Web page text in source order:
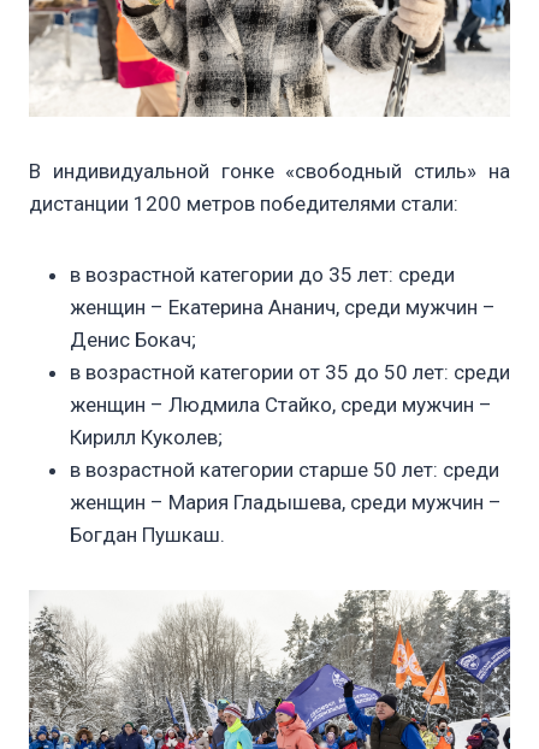
В индивидуальной гонке «свободный стиль» на
дистанции 1200 метров победителями стали:
в возрастной категории до 35 лет: среди
женщин – Екатерина Ананич, среди мужчин –
Денис Бокач;
в возрастной категории от 35 до 50 лет: среди
женщин – Людмила Стайко, среди мужчин –
Кирилл Куколев;
в возрастной категории старше 50 лет: среди
женщин – Мария Гладышева, среди мужчин –
Богдан Пушкаш.